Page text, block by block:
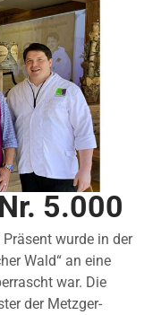
5.000
wurde in der
Wald“ an eine
war. Die
der Metzger-